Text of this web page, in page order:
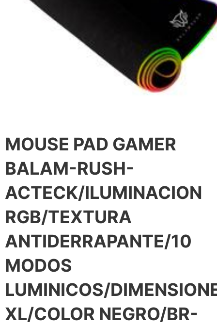
MOUSE PAD GAMER
BALAM-RUSH-
ACTECK/ILUMINACION
RGB/TEXTURA
ANTIDERRAPANTE/10
MODOS
LUMINICOS/
XL/COLOR NEGRO/BR-